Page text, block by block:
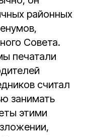
районных
Совета.
печатали
считал
занимать
этими